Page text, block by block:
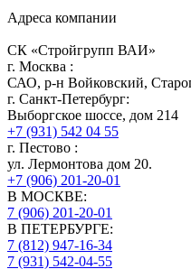
Адреса компании
СК «Стройгрупп ВАИ»
г. Москва :
САО, р-н Войковский,
г. Санкт-Петербург:
Выборгское шоссе, дом 214
+7 (931) 542 04 55
г. Пестово :
ул. Лермонтова дом 20.
+7 (906) 201-20-01
В МОСКВЕ:
7 (906) 201-20-01
В ПЕТЕРБУРГЕ:
7 (812) 947-16-34
7 (931) 542-04-55